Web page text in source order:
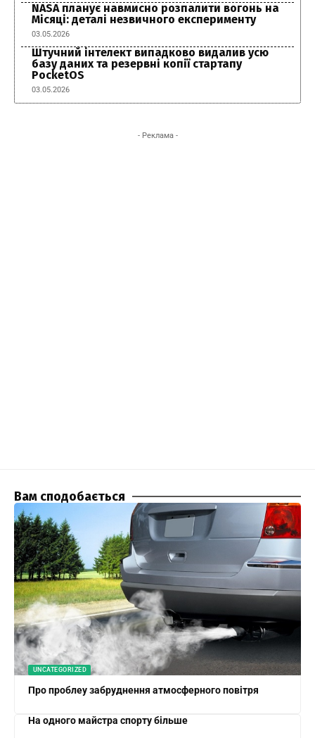
NASA планує навмисно розпалити вогонь на
Місяці: деталі незвичного експерименту
03.05.2026
Штучний інтелект випадково видалив усю
базу даних та резервні копії стартапу
PocketOS
03.05.2026
- Реклама -
Вам сподобається
UNCATEGORIZED
Про проблеу забруднення атмосферного повітря
На одного майстра спорту більше